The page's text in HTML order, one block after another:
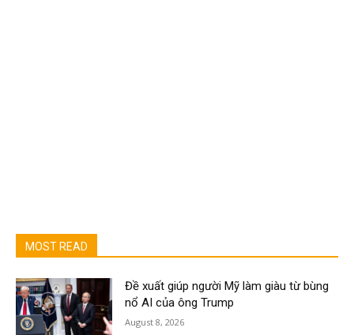
MOST READ
Đề xuất giúp người Mỹ làm giàu từ bùng
nổ AI của ông Trump
August 8, 2026